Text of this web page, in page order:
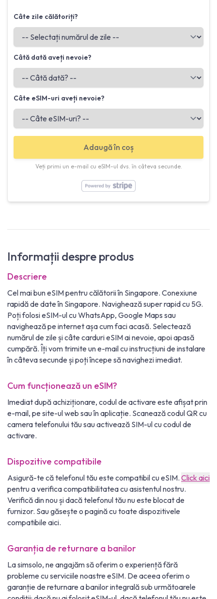
Câte zile călătoriți?
Câtă dată aveți nevoie?
Câte eSIM-uri aveți nevoie?
Adaugă în coș
Veți primi un e-mail cu eSIM-ul dvs. în câteva secunde.
Informații despre produs
Descriere
Cel mai bun eSIM pentru călătorii în Singapore. Conexiune
rapidă de date în Singapore. Navighează super rapid cu 5G.
Poți folosi eSIM-ul cu WhatsApp, Google Maps sau
navighează pe internet așa cum faci acasă. Selectează
numărul de zile și câte carduri eSIM ai nevoie, apoi apasă
cumpără. Îți vom trimite un e-mail cu instrucțiuni de instalare
în câteva secunde și poți începe să navighezi imediat.
Cum funcționează un eSIM?
Imediat după achiziționare, codul de activare este afișat prin
e-mail, pe site-ul web sau în aplicație. Scanează codul QR cu
camera telefonului tău sau activează SIM-ul cu codul de
activare.
Dispozitive compatibile
Asigură-te că telefonul tău este compatibil cu eSIM. Click aici
pentru a verifica compatibilitatea cu asistentul nostru.
Verifică din nou și dacă telefonul tău nu este blocat de
furnizor. Sau găsește o pagină cu toate dispozitivele
compatibile aici.
Garanția de returnare a banilor
La simsolo, ne angajăm să oferim o experiență fără
probleme cu serviciile noastre eSIM. De aceea oferim o
garanție de returnare a banilor integrală sub următoarele